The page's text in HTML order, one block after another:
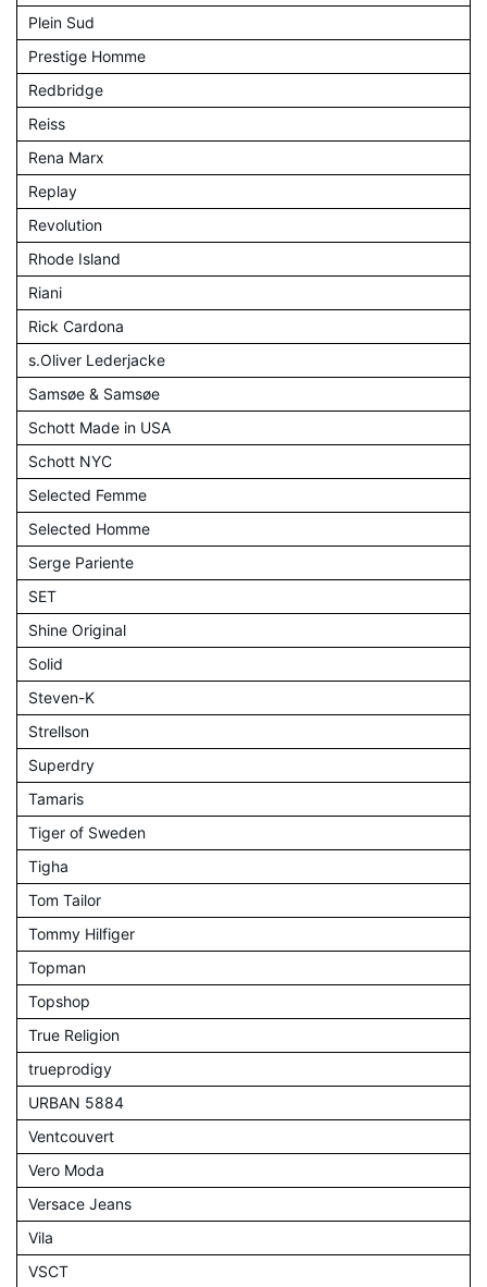
Plein Sud
Prestige Homme
Redbridge
Reiss
Rena Marx
Replay
Revolution
Rhode Island
Riani
Rick Cardona
s.Oliver Lederjacke
Samsøe & Samsøe
Schott Made in USA
Schott NYC
Selected Femme
Selected Homme
Serge Pariente
SET
Shine Original
Solid
Steven-K
Strellson
Superdry
Tamaris
Tiger of Sweden
Tigha
Tom Tailor
Tommy Hilfiger
Topman
Topshop
True Religion
trueprodigy
URBAN 5884
Ventcouvert
Vero Moda
Versace Jeans
Vila
VSCT